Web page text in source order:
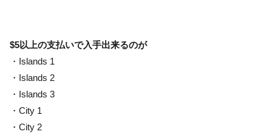
$5以上の支払いで入手出来るのが
・Islands 1
・Islands 2
・Islands 3
・City 1
・City 2